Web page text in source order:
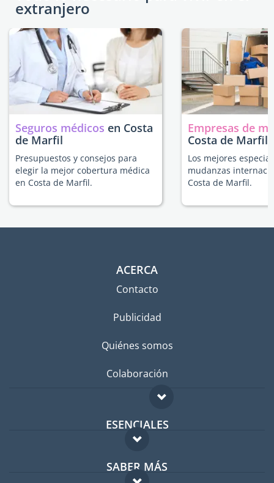
extranjero
Seguros médicos en Costa
de Marfil
Presupuestos y consejos para
elegir la mejor cobertura médica
en Costa de Marfil.
Empresas de
Costa de Marfil
Los mejores
mudanzas
Costa de Marfil.
ACERCA
Contacto
Publicidad
Quiénes somos
Colaboración
ESENCIALES
Foro para expatriados
Guía para expatriados
SABER MÁS